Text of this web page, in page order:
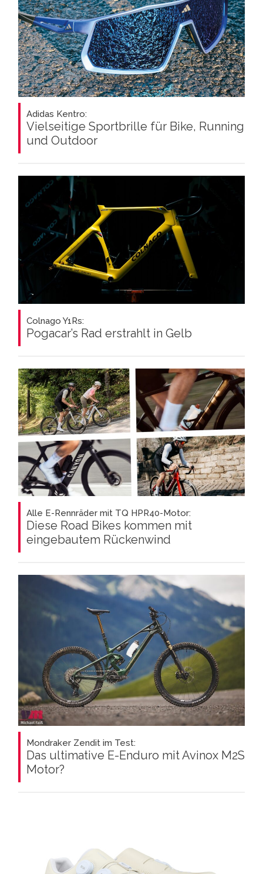
Adidas Kentro:
Vielseitige Sportbrille für Bike, Running
und Outdoor
Colnago Y1Rs:
Pogacar’s Rad erstrahlt in Gelb
Alle E-Rennräder mit TQ HPR40-Motor:
Diese Road Bikes kommen mit
eingebautem Rückenwind
Mondraker Zendit im Test:
Das ultimative E-Enduro mit Avinox M2S
Motor?